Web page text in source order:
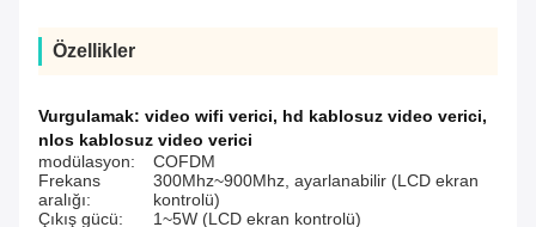
Özellikler
Vurgulamak: video wifi verici, hd kablosuz video verici,
nlos kablosuz video verici
modülasyon:
COFDM
Frekans
aralığı:
300Mhz~900Mhz, ayarlanabilir (LCD ekran
kontrolü)
Çıkış gücü:
1~5W (LCD ekran kontrolü)